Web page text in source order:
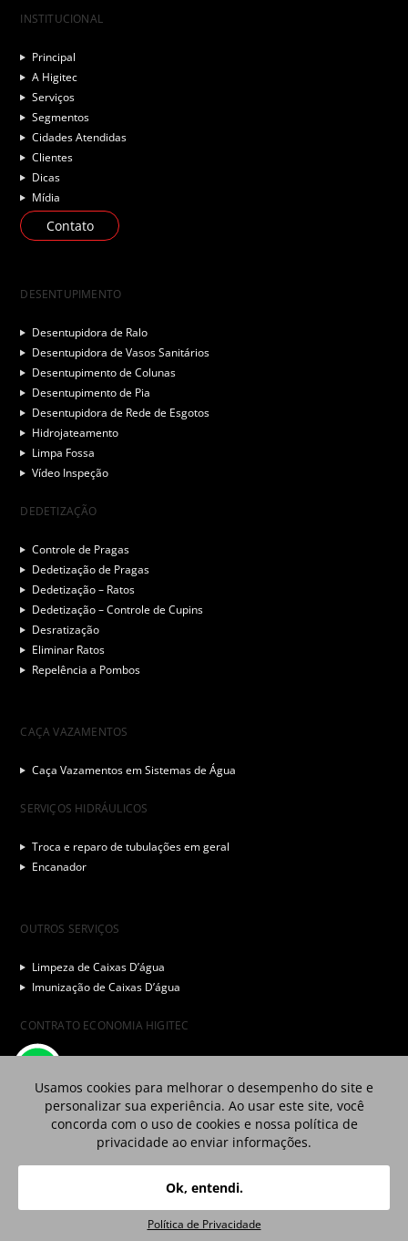
INSTITUCIONAL
Principal
A Higitec
Serviços
Segmentos
Cidades Atendidas
Clientes
Dicas
Mídia
Contato
DESENTUPIMENTO
Desentupidora de Ralo
Desentupidora de Vasos Sanitários
Desentupimento de Colunas
Desentupimento de Pia
Desentupidora de Rede de Esgotos
Hidrojateamento
Limpa Fossa
Vídeo Inspeção
DEDETIZAÇÃO
Controle de Pragas
Dedetização de Pragas
Dedetização – Ratos
Dedetização – Controle de Cupins
Desratização
Eliminar Ratos
Repelência a Pombos
CAÇA VAZAMENTOS
Caça Vazamentos em Sistemas de Água
SERVIÇOS HIDRÁULICOS
Troca e reparo de tubulações em geral
Encanador
OUTROS SERVIÇOS
Limpeza de Caixas D’água
Imunização de Caixas D’água
CONTRATO ECONOMIA HIGITEC
FORMAS DE PAGAMENTO
Cartão de Crédito
Pix
Olá, gostaria de receber a nossa ligação?
(11) 5182-9000 0800 580 3199
Usamos cookies para melhorar o desempenho do site e
personalizar sua experiência. Ao usar este site, você
concorda com o uso de cookies e nossa política de
privacidade ao enviar informações.
Ok, entendi.
Política de Privacidade